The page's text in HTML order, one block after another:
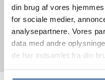
din brug af vores
for sociale medier,
analysepartnere. Vores
data med andre
de har indsamlet fra din